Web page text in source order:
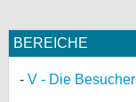
BEREICHE
V - Die Besucher